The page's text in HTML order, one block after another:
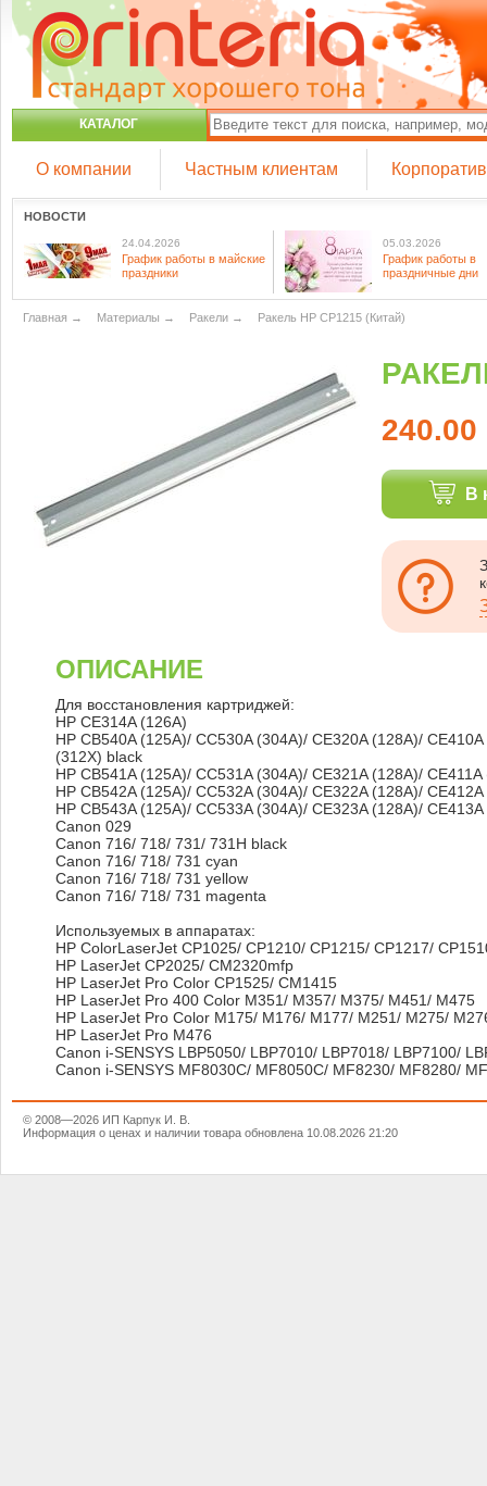
КАТАЛОГ
О компании Частным клиентам
НОВОСТИ
24.04.2026
График работы в майские
праздники
05.03.2026
График работы в
праздничные дни
Главная → Материалы → Ракели → Ракель HP CP1215 (Китай)
240.00
В
ОПИСАНИЕ
Для восстановления картриджей:
HP CE314A (126A)
HP CB540A (125A)/ CC530A (304A)/ CE320A (128A)/
(312X) black
HP CB541A (125A)/ CC531A (304A)/ CE321A (128A)/
HP CB542A (125A)/ CC532A (304A)/ CE322A (128A)/
HP CB543A (125A)/ CC533A (304A)/ CE323A (128A)/
Canon 029
Canon 716/ 718/ 731/ 731H black
Canon 716/ 718/ 731 cyan
Canon 716/ 718/ 731 yellow
Canon 716/ 718/ 731 magenta
Используемых в аппаратах:
HP ColorLaserJet CP1025/ CP1210/ CP1215/ CP1217/
HP LaserJet CP2025/ CM2320mfp
HP LaserJet Pro Color CP1525/ CM1415
HP LaserJet Pro 400 Color M351/ M357/ M375/ M451/ M475
HP LaserJet Pro Color M175/ M176/ M177/ M251/ M275/
HP LaserJet Pro M476
Canon i-SENSYS LBP5050/ LBP7010/ LBP7018/ LBP7100/
Canon i-SENSYS MF8030C/ MF8050C/ MF8230/ MF8280/
© 2008—2026 ИП Карпук И. В.
Информация о ценах и наличии товара обновлена 10.08.2026 21:20